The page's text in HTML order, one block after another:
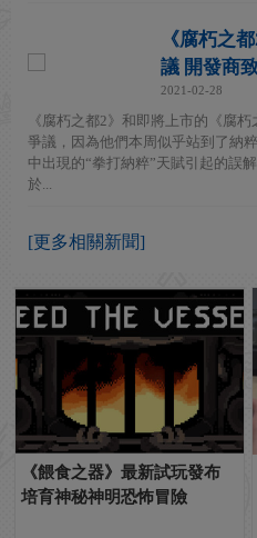
《腐朽之
議 開發商
2021-02-28
《腐朽之都2》和即將上市的《腐
爭議，因為他們本周似乎站到了納
中出現的“拳打納粹”天賦引起的誤
於...
[更多相關新聞]
《餵食之器》最新試玩發布
培育神秘神明恐怖冒險